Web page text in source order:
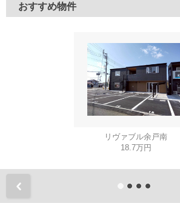
おすすめ物件
リヴァブル余戸南
18.7万円